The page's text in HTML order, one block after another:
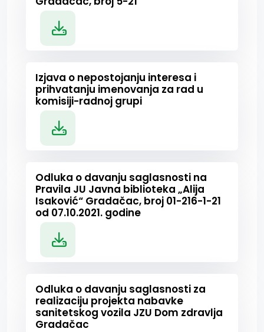
Izjava o nepostojanju interesa i
prihvatanju imenovanja za rad u
komisiji-radnoj grupi
Odluka o davanju saglasnosti na
Pravila JU Javna biblioteka „Alija
Isaković“ Gradačac, broj 01-216-1-21
od 07.10.2021. godine
Odluka o davanju saglasnosti za
realizaciju projekta nabavke
sanitetskog vozila JZU Dom zdravlja
Gradačac